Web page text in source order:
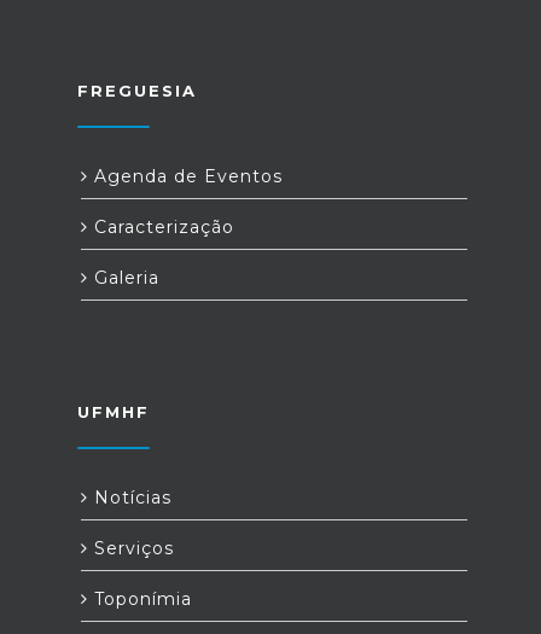
FREGUESIA
Agenda de Eventos
Caracterização
Galeria
UFMHF
Notícias
Serviços
Toponímia